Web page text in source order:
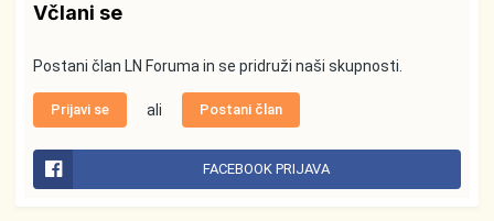
Včlani se
Postani član LN Foruma in se pridruži naši skupnosti.
Prijavi se ali Postani član
FACEBOOK PRIJAVA